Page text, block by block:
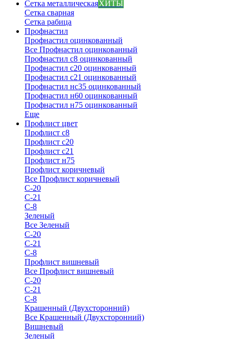
Сетка металлическаяХИТЫ
Сетка сварная
Сетка рабица
Профнастил
Профнастил оцинкованный
Все Профнастил оцинкованный
Профнастил с8 оцинкованный
Профнастил с20 оцинкованный
Профнастил с21 оцинкованный
Профнастил нс35 оцинкованный
Профнастил н60 оцинкованный
Профнастил н75 оцинкованный
Еще
Профлист цвет
Профлист с8
Профлист с20
Профлист с21
Профлист н75
Профлист коричневый
Все Профлист коричневый
С-20
С-21
С-8
Зеленый
Все Зеленый
С-20
С-21
С-8
Профлист вишневый
Все Профлист вишневый
С-20
С-21
С-8
Крашенный (Двухсторонний)
Все Крашенный (Двухсторонний)
Вишневый
Зеленый